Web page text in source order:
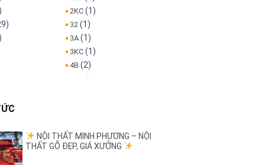
2KC(1)
32 (1)
3A(1)
3KC(1)
4B (2)
9KC(1)
A Dừa(5)
(4)
NỘI THẤT MINH PHƯƠNG – NỘI
THẤT GỖ ĐẸP, GIÁ XƯỞNG